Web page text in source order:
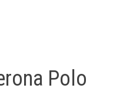
Polo